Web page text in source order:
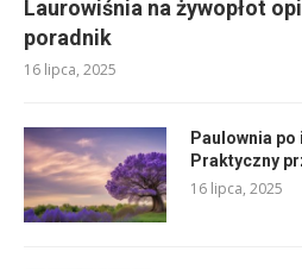
Laurowiśnia na żywopłot
poradnik
16 lipca, 2025
Paulownia
Praktyczny
16 lipca, 2025